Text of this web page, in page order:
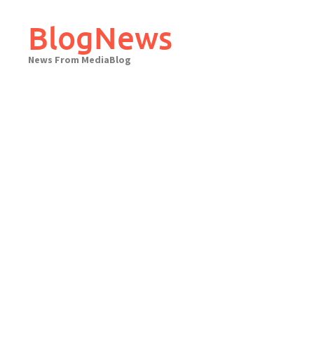
contentBlogNews
News From MediaBlog